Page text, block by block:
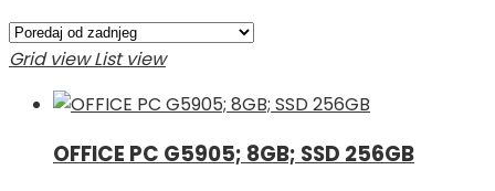
Grid view List view
OFFICE PC G5905; 8GB; SSD 256GB